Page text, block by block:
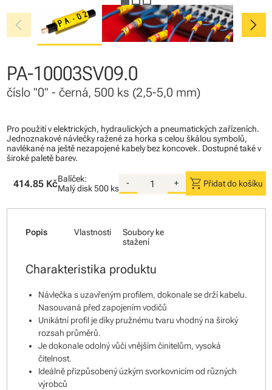
chevron_left chevron_right
PA-10003SV09.0
číslo "0" - černá, 500 ks (2,5-5,0 mm)
Pro použití v elektrických, hydraulických a pneumatických zařízeních.
Jednoznakové návlečky ražené za horka s celou škálou symbolů,
navlékané na ještě nezapojené kabely bez koncovek. Dostupné také v
široké paletě barev.
414.85 KčBalíček:
Malý disk500 ks
- + shopping_cart Přidat do košíku
Popis Vlastnosti
Soubory ke
stažení
Charakteristika produktu
Návlečka s uzavřeným profilem, dokonale se drží kabelu.
Nasouvaná před zapojením vodičů
Unikátní profil je díky pružnému tvaru vhodný na široký
rozsah průměrů.
Je dokonale odolný vůči vnějším činitelům, vysoká
čitelnost.
Ideálně přizpůsobený úzkým svorkovnicím od různých
výrobců